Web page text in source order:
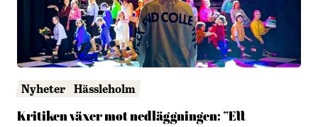
Nyheter Hässleholm
Kritiken växer mot nedläggningen: ”Ett